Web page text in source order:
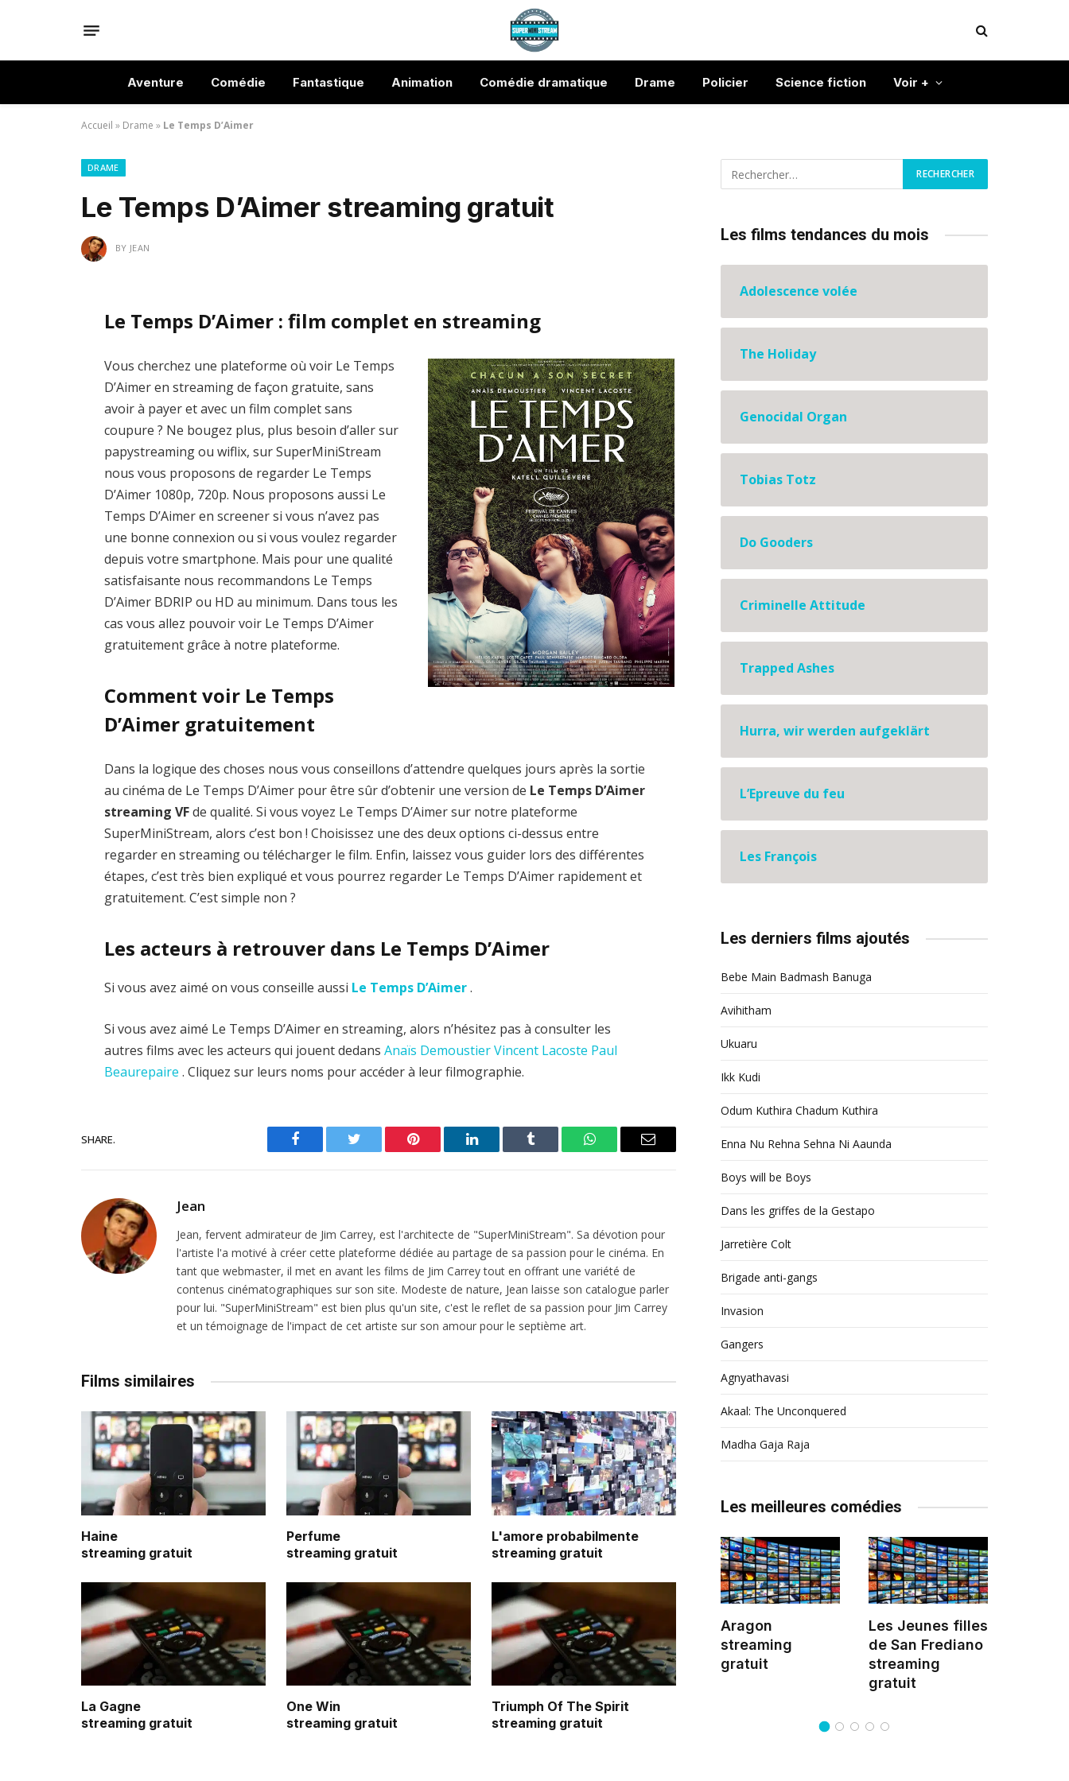
Aventure Comédie Fantastique Animation Comédie dramatique Drame Policier Science fiction Voir +
Accueil » Drame » Le Temps D’Aimer
DRAME
Le Temps D’Aimer streaming gratuit
BY JEAN
Le Temps D’Aimer : film complet en streaming
Vous cherchez une plateforme où voir Le Temps
D’Aimer en streaming de façon gratuite, sans
avoir à payer et avec un film complet sans
coupure ? Ne bougez plus, plus besoin d’aller sur
papystreaming ou wiflix, sur SuperMiniStream
nous vous proposons de regarder Le Temps
D’Aimer 1080p, 720p. Nous proposons aussi Le
Temps D’Aimer en screener si vous n’avez pas
une bonne connexion ou si vous voulez regarder
depuis votre smartphone. Mais pour une qualité
satisfaisante nous recommandons Le Temps
D’Aimer BDRIP ou HD au minimum. Dans tous les
cas vous allez pouvoir voir Le Temps D’Aimer
gratuitement grâce à notre plateforme.
Comment voir Le Temps
D’Aimer gratuitement
Dans la logique des choses nous vous conseillons d’attendre quelques jours après la sortie
au cinéma de Le Temps D’Aimer pour être sûr d’obtenir une version de Le Temps D’Aimer
streaming VFde qualité. Si vous voyez Le Temps D’Aimer sur notre plateforme
SuperMiniStream, alors c’est bon ! Choisissez une des deux options ci-dessus entre
regarder en streaming ou télécharger le film. Enfin, laissez vous guider lors des différentes
étapes, c’est très bien expliqué et vous pourrez regarder Le Temps D’Aimer rapidement et
gratuitement. C’est simple non ?
Les acteurs à retrouver dans Le Temps D’Aimer
Si vous avez aimé on vous conseille aussi Le Temps D’Aimer.
Si vous avez aimé Le Temps D’Aimer en streaming, alors n’hésitez pas à consulter les
autres films avec les acteurs qui jouent dedansAnaïs Demoustier Vincent Lacoste Paul
Beaurepaire . Cliquez sur leurs noms pour accéder à leur filmographie.
SHARE.
Facebook Twitter Pinterest LinkedIn Tumblr WhatsAppEmail
Jean
Jean, fervent admirateur de Jim Carrey, est l'architecte de "SuperMiniStream". Sa dévotion pour
l'artiste l'a motivé à créer cette plateforme dédiée au partage de sa passion pour le cinéma. En
tant que webmaster, il met en avant les films de Jim Carrey tout en offrant une variété de
contenus cinématographiques sur son site. Modeste de nature, Jean laisse son catalogue parler
pour lui. "SuperMiniStream" est bien plus qu'un site, c'est le reflet de sa passion pour Jim Carrey
et un témoignage de l'impact de cet artiste sur son amour pour le septième art.
Films similaires
Haine
streaming gratuit
Perfume
streaming gratuit
L'amore probabilmente
streaming gratuit
La Gagne
streaming gratuit
One Win
streaming gratuit
Triumph Of The Spirit
streaming gratuit
Les films tendances du mois
Adolescence volée
The Holiday
Genocidal Organ
Tobias Totz
Do Gooders
Criminelle Attitude
Trapped Ashes
Hurra, wir werden aufgeklärt
L’Epreuve du feu
Les François
Les derniers films ajoutés
Bebe Main Badmash Banuga
Avihitham
Ukuaru
Ikk Kudi
Odum Kuthira Chadum Kuthira
Enna Nu Rehna Sehna Ni Aaunda
Boys will be Boys
Dans les griffes de la Gestapo
Jarretière Colt
Brigade anti-gangs
Invasion
Gangers
Agnyathavasi
Akaal: The Unconquered
Madha Gaja Raja
Les meilleures comédies
Bad Boy Bubby
streaming
gratuit
Disco
streaming
gratuit
Aragon
streaming
gratuit
Les Jeunes filles
de San Frediano
streaming
gratuit